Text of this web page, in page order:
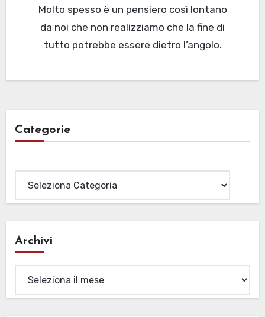
Molto spesso è un pensiero così lontano
da noi che non realizziamo che la fine di
tutto potrebbe essere dietro l’angolo.
Categorie
Archivi